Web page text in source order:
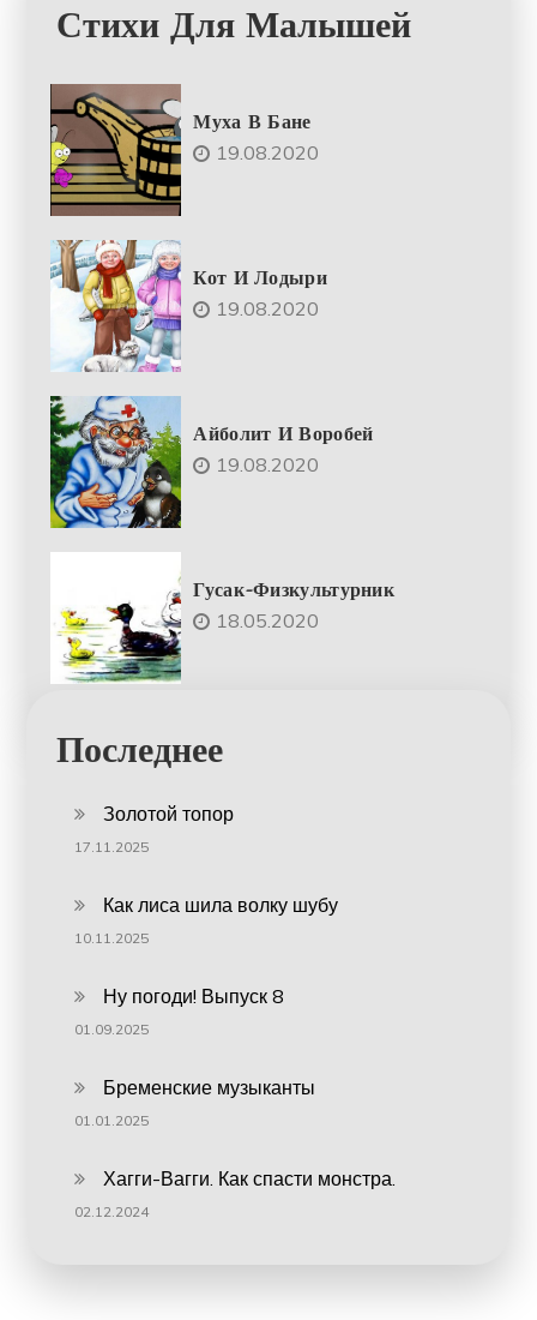
Стихи Для Малышей
Муха В Бане
19.08.2020
Кот И Лодыри
19.08.2020
Айболит И Воробей
19.08.2020
Гусак-Физкультурник
18.05.2020
Последнее
Золотой топор
17.11.2025
Как лиса шила волку шубу
10.11.2025
Ну погоди! Выпуск 8
01.09.2025
Бременские музыканты
01.01.2025
Хагги-Вагги. Как спасти монстра.
02.12.2024